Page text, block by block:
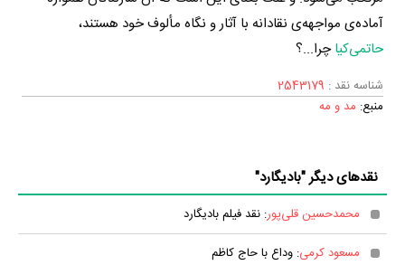
آماده‌ی مواجهه‌ی نقادانه با آثار و نگاه مألوف خود هستند،
حاتمی‌کیاچرا...؟
شناسه نقد : 2543179
منبع: مد و مه
نقدهای دیگر "بادیگارد"
محمدحسین قلی‌پور: نقد فیلم بادیگارد
مسعود کرمی: وداع با حاج کاظم